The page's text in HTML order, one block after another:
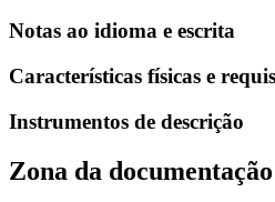
Notas ao idioma e escrita
Características físicas e
Instrumentos de descrição
Zona da